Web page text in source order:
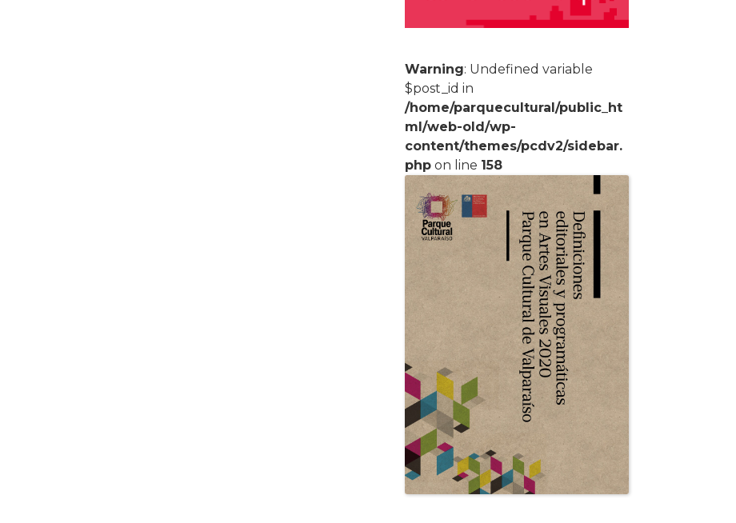
Warning: Undefined variable
$post_id in
/home/parquecultural/public_ht
ml/web-old/wp-
content/themes/pcdv2/sidebar.
php on line 158